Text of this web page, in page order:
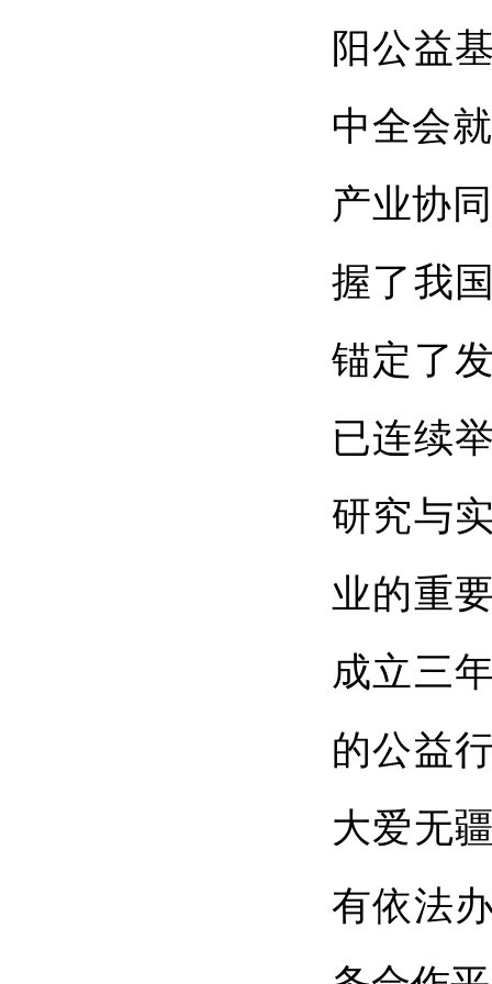
阳公益
中全会
产业协
握了我
锚定了
已连续
研究与
业的重
成立三
的公益
大爱无
有依法